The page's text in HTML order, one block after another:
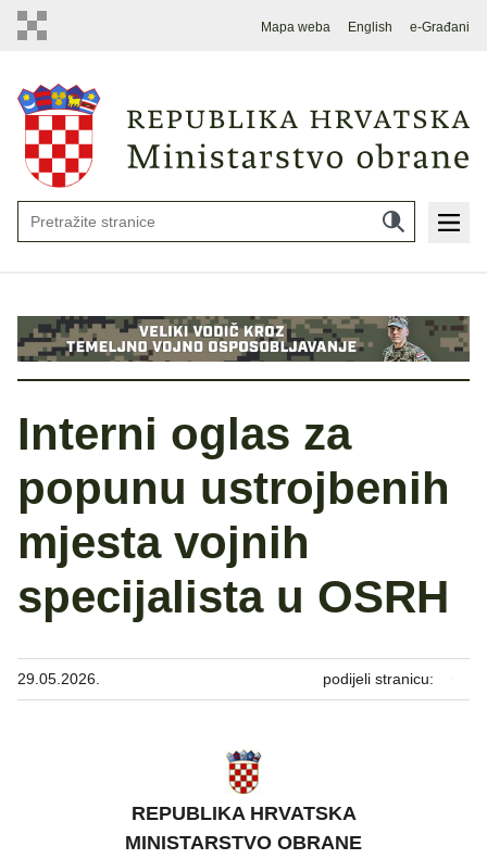
Mapa weba English e-Građani
Interni oglas za
popunu ustrojbenih
mjesta vojnih
specijalista u OSRH
29.05.2026. podijeli stranicu:
REPUBLIKA HRVATSKA
MINISTARSTVO OBRANE